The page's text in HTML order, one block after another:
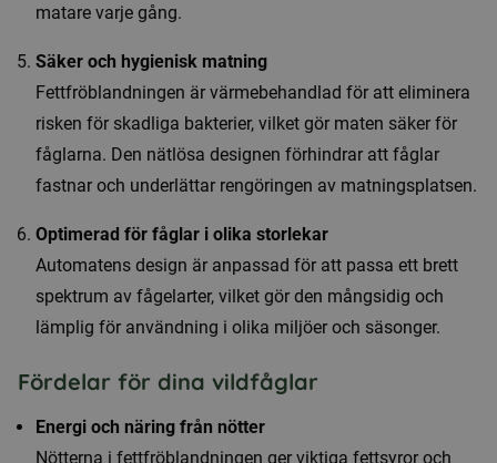
matare varje gång.
Säker och hygienisk matning
Fettfröblandningen är värmebehandlad för att eliminera
risken för skadliga bakterier, vilket gör maten säker för
fåglarna. Den nätlösa designen förhindrar att fåglar
fastnar och underlättar rengöringen av matningsplatsen.
Optimerad för fåglar i olika storlekar
Automatens design är anpassad för att passa ett brett
spektrum av fågelarter, vilket gör den mångsidig och
lämplig för användning i olika miljöer och säsonger.
Fördelar för dina vildfåglar
Energi och näring från nötter
Nötterna i fettfröblandningen ger viktiga fettsyror och